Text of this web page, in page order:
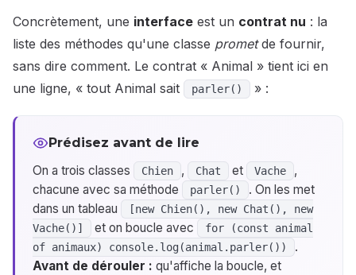
Concrètement, une interface est un contrat nu : la
liste des méthodes qu'une classe prometde fournir,
sans dire comment. Le contrat « Animal » tient ici en
une ligne, « tout Animal sait
parler() » :
Prédisez avant de lire
On a trois classes
Chien , Chat et Vache
,
chacune avec sa méthode
parler()
. On les met
dans un tableau
[new Chien(), new Chat(), new
Vache()]
et on boucle avec
for (const animal
of animaux) console.log(animal.parler())
.
Avant de dérouler : qu'affiche la boucle, et